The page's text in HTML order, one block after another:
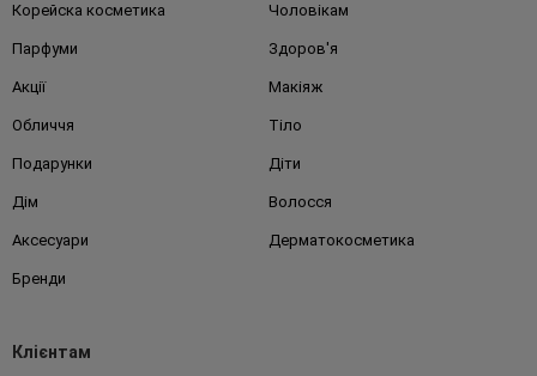
Корейска косметика Чоловікам
Парфуми Здоров'я
Акції Макіяж
Обличчя Тіло
Подарунки Діти
Дім Волосся
Аксесуари Дерматокосметика
Бренди
Клієнтам